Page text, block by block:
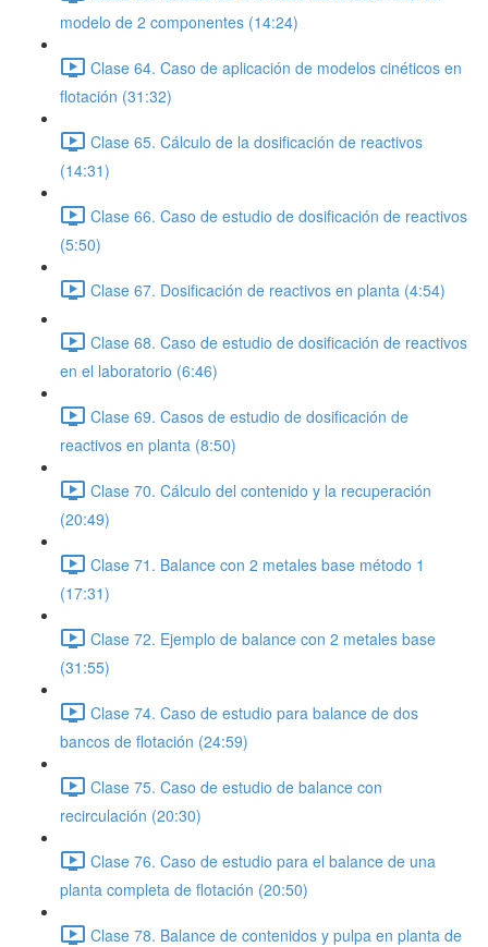
modelo de 2 componentes (14:24)
Clase 64. Caso de aplicación de modelos cinéticos en
flotación (31:32)
Clase 65. Cálculo de la dosificación de reactivos
(14:31)
Clase 66. Caso de estudio de dosificación de reactivos
(5:50)
Clase 67. Dosificación de reactivos en planta (4:54)
Clase 68. Caso de estudio de dosificación de reactivos
en el laboratorio (6:46)
Clase 69. Casos de estudio de dosificación de
reactivos en planta (8:50)
Clase 70. Cálculo del contenido y la recuperación
(20:49)
Clase 71. Balance con 2 metales base método 1
(17:31)
Clase 72. Ejemplo de balance con 2 metales base
(31:55)
Clase 74. Caso de estudio para balance de dos
bancos de flotación (24:59)
Clase 75. Caso de estudio de balance con
recirculación (20:30)
Clase 76. Caso de estudio para el balance de una
planta completa de flotación (20:50)
Clase 78. Balance de contenidos y pulpa en planta de